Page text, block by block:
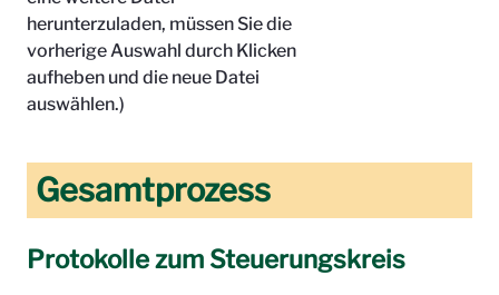
herunterzuladen, müssen Sie die
vorherige Auswahl durch Klicken
aufheben und die neue Datei
auswählen.)
Gesamtprozess
Protokolle zum Steuerungskreis